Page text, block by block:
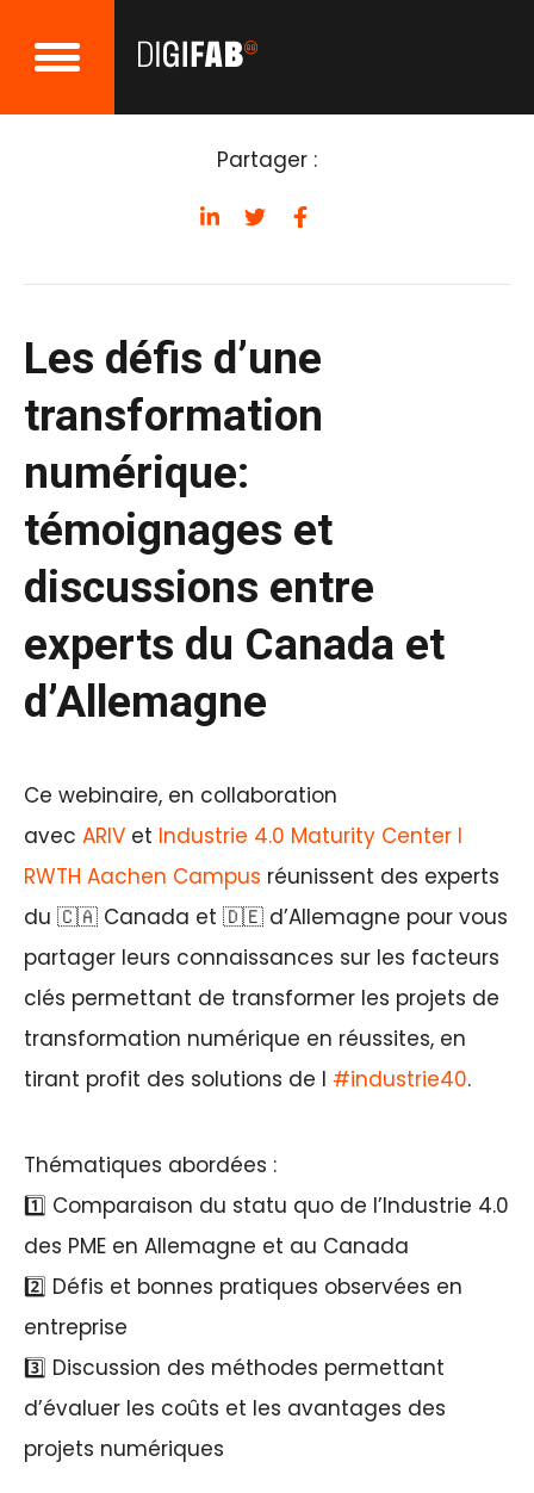
Partager :
Les défis d’une
transformation
numérique:
témoignages et
discussions entre
experts du Canada et
d’Allemagne
Ce webinaire, en collaboration
avec ARIV et Industrie 4.0 Maturity Center I
RWTH Aachen Campus réunissent des experts
du 🇨🇦 Canada et 🇩🇪 d’Allemagne pour vous
partager leurs connaissances sur les facteurs
clés permettant de transformer les projets de
transformation numérique en réussites, en
tirant profit des solutions de l #industrie40.
Thématiques abordées :
1️⃣ Comparaison du statu quo de l’Industrie 4.0
des PME en Allemagne et au Canada
2️⃣ Défis et bonnes pratiques observées en
entreprise
3️⃣ Discussion des méthodes permettant
d’évaluer les coûts et les avantages des
projets numériques